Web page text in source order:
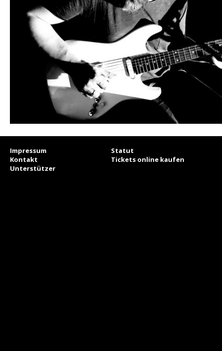
Impressum
Statut
Kontakt
Tickets online kaufen
Unterstützer